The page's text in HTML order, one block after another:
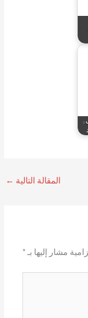
:
المقالة التالية ←
مشار إليها بـ *